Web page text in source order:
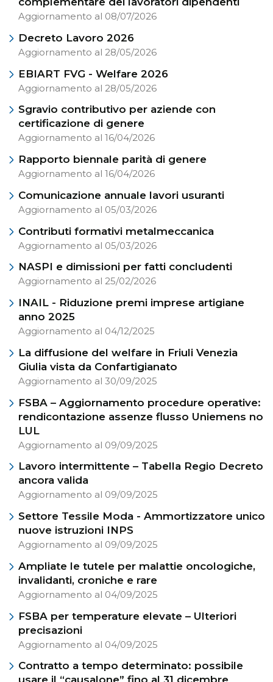
Aggiornamento al 08/07/2026
Decreto Lavoro 2026
Aggiornamento al 28/05/2026
EBIART FVG - Welfare 2026
Aggiornamento al 28/05/2026
Sgravio contributivo per aziende con
certificazione di genere
Aggiornamento al 16/04/2026
Rapporto biennale parità di genere
Aggiornamento al 16/04/2026
Comunicazione annuale lavori usuranti
Aggiornamento al 05/03/2026
Contributi formativi metalmeccanica
Aggiornamento al 05/03/2026
NASPI e dimissioni per fatti concludenti
Aggiornamento al 25/02/2026
INAIL - Riduzione premi imprese artigiane
anno 2025
Aggiornamento al 04/12/2025
La diffusione del welfare in Friuli Venezia
Giulia vista da Confartigianato
Aggiornamento al 30/09/2025
FSBA – Aggiornamento procedure operative:
rendicontazione assenze flusso Uniemens no
LUL
Aggiornamento al 09/09/2025
Lavoro intermittente – Tabella Regio Decreto
ancora valida
Aggiornamento al 09/09/2025
Settore Tessile Moda - Ammortizzatore unico
nuove istruzioni INPS
Aggiornamento al 09/09/2025
Ampliate le tutele per malattie oncologiche,
invalidanti, croniche e rare
Aggiornamento al 04/09/2025
FSBA per temperature elevate – Ulteriori
precisazioni
Aggiornamento al 04/09/2025
Contratto a tempo determinato: possibile